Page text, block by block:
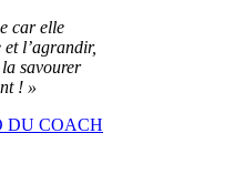
car elle
et l’agrandir,
savourer
! »
DU COACH